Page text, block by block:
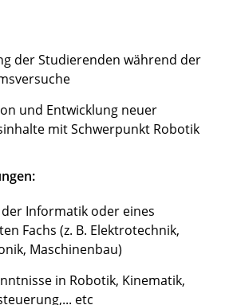
der Studierenden während der
und Entwicklung neuer
mit Schwerpunkt Robotik
Informatik oder eines
Fachs (z. B. Elektrotechnik,
Maschinenbau)
in Robotik, Kinematik,
etc